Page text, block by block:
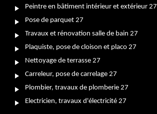
Peintre en bâtiment intérieur et extérieur 27
Pose de parquet 27
Travaux et rénovation salle de bain 27
Plaquiste, pose de cloison et placo 27
Nettoyage de terrasse 27
Carreleur, pose de carrelage 27
Plombier, travaux de plomberie 27
Electricien, travaux d'électricité 27